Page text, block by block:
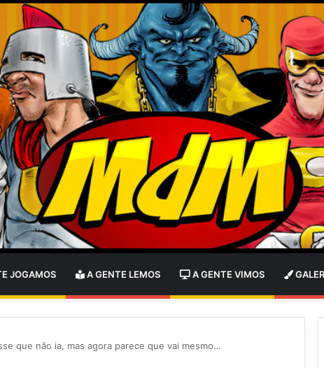
JOGAMOS A GENTE LEMOS A GENTE VIMOS
que não ia, mas agora parece que vai mesmo…